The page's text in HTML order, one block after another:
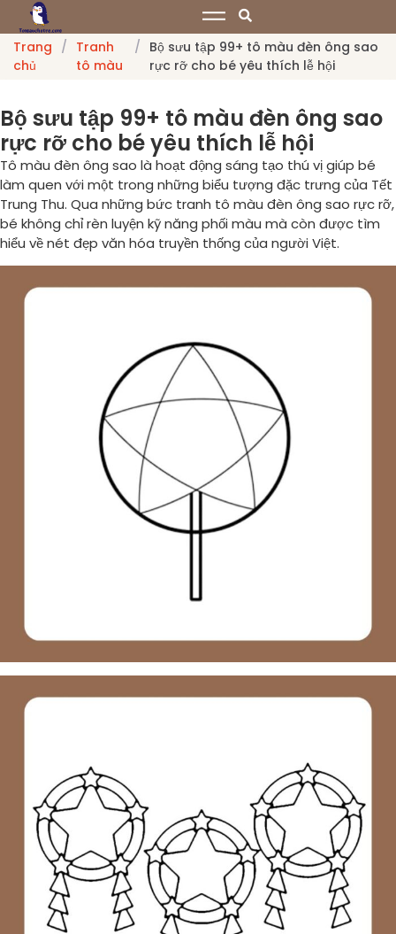
Trang
chủ
/ Tranh
tô màu
/ Bộ sưu tập 99+ tô màu đèn ông sao
rực rỡ cho bé yêu thích lễ hội
Bộ sưu tập 99+ tô màu đèn ông sao
rực rỡ cho bé yêu thích lễ hội
Tô màu đèn ông sao là hoạt động sáng tạo thú vị giúp bé
làm quen với một trong những biểu tượng đặc trưng của Tết
Trung Thu. Qua những bức tranh tô màu đèn ông sao rực rỡ,
bé không chỉ rèn luyện kỹ năng phối màu mà còn được tìm
hiểu về nét đẹp văn hóa truyền thống của người Việt.